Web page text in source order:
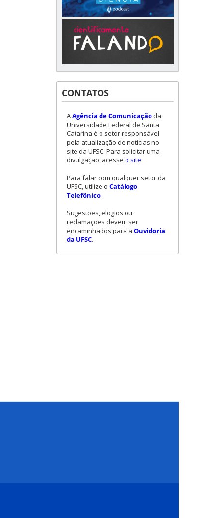
CONTATOS
AAgência de Comunicação da
Universidade Federal de Santa
Catarina é o setor responsável
pela atualização de notícias no
site da UFSC. Para solicitar uma
divulgação, acesse o site.
Para falar com qualquer setor da
UFSC, utilize o Catálogo
Telefônico.
Sugestões, elogios ou
reclamações devem ser
encaminhados para a Ouvidoria
da UFSC.